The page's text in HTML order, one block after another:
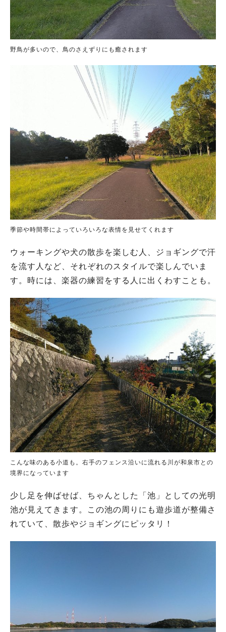
野鳥が多いので、鳥のさえずりにも癒されます
季節や時間帯によっていろいろな表情を見せてくれます
ウォーキングや犬の散歩を楽しむ人、ジョギングで汗
を流す人など、それぞれのスタイルで楽しんでいま
す。時には、楽器の練習をする人に出くわすことも。
こんな味のある小道も。右手のフェンス沿いに流れる川が和泉市との
境界になっています
少し足を伸ばせば、ちゃんとした「池」としての光明
池が見えてきます。この池の周りにも遊歩道が整備さ
れていて、散歩やジョギングにピッタリ！